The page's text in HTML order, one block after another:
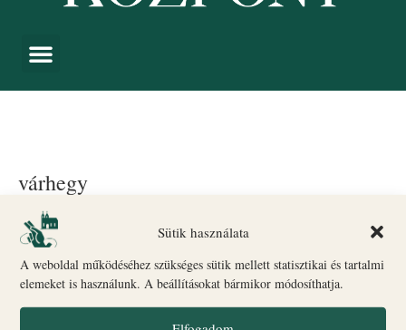
Sütik használata
A weboldal működéséhez szükséges sütik mellett statisztikai és tartalmi
elemeket is használunk. A beállításokat bármikor módosíthatja.
várhegy
Események
Notice
Nincsenek ütemezett események a augusztus 7, 2026 dátumon.
Ugrás a:következő közelgő események.